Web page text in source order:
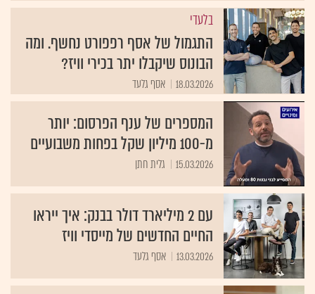
בלעדי
התגמול של אסף רפפורט נחשף. ומה
הבונוס שיקבלו יתר בכירי וויז?
18.03.2026 אסף גלעד
המספרים של ענף הפרסום: יותר
מ-100 מיליון שקל בפחות משבועיים
15.03.2026 גלית חתן
עם 2 מיליארד דולר בבנק: איך ייראו
החיים החדשים של מייסדי וויז
13.03.2026 אסף גלעד